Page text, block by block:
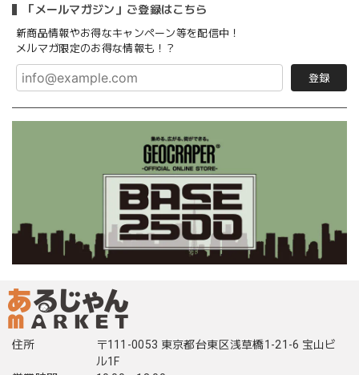
「メールマガジン」ご登録はこちら
新商品情報やお得なキャンペーン等を配信中！
メルマガ限定のお得な情報も！？
登録
住所
〒111-0053 東京都台東区浅草橋1-21-6 宝山ビ
ル1F